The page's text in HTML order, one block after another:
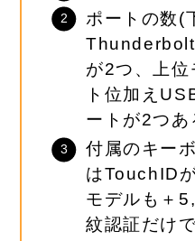
ポートの数(
が2つ、上
ト位加え
ートが2つあ
付属のキー
はTouchID
モデルも＋
紋認証だけ